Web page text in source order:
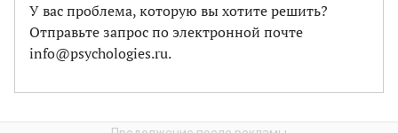
У вас проблема, которую вы хотите решить?
Отправьте запрос по электронной почте
info@psychologies.ru.